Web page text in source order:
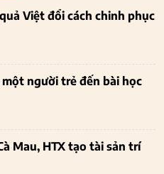
Việt đổi cách chinh phục
người trẻ đến bài học
Mau, HTX tạo tài sản trí